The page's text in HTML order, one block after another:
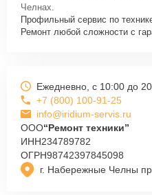
горячей линии: +7 (800) 100-
проконсультируют по всем
диагностику, подскажут с
оформят выезд мастера в
Челнах.
Профильный сервис по
Ремонт любой сложности с
г. Набережные Челны
Ежедневно, с 10:00 до
+7 (800) 100-91-25
info@iridium-servis.ru
ООО“Ремонт техники”
ИНН234789782
ОГРН98742397845098